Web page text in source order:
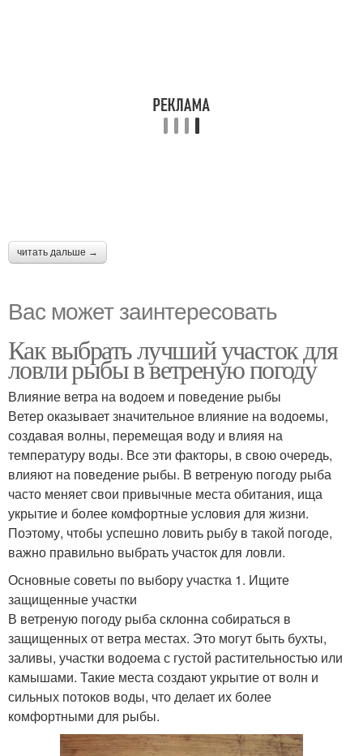
читать дальше →
Вас может заинтересовать
Как выбрать лучший участок для
ловли рыбы в ветреную погоду
Влияние ветра на водоем и поведение рыбы
Ветер оказывает значительное влияние на водоемы,
создавая волны, перемещая воду и влияя на
температуру воды. Все эти факторы, в свою очередь,
влияют на поведение рыбы. В ветреную погоду рыба
часто меняет свои привычные места обитания, ища
укрытие и более комфортные условия для жизни.
Поэтому, чтобы успешно ловить рыбу в такой погоде,
важно правильно выбрать участок для ловли.
Основные советы по выбору участка 1. Ищите
защищенные участки
В ветреную погоду рыба склонна собираться в
защищенных от ветра местах. Это могут быть бухты,
заливы, участки водоема с густой растительностью или
камышами. Такие места создают укрытие от волн и
сильных потоков воды, что делает их более
комфортными для рыбы.